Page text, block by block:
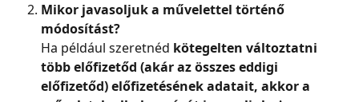
Mikor javasoljuk a művelettel történő
módosítást?
Ha például szeretnéd kötegelten változtatni
több előfizetőd (akár az összes eddigi
előfizetőd) előfizetésének adatait, akkor a